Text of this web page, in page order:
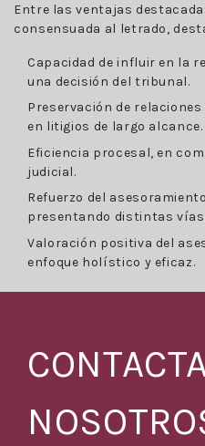
Entre las ventajas
consensuada al letrado,
Capacidad de influir en la
una decisión del tribunal.
Preservación de
en litigios de largo alcance.
Eficiencia procesal, en
judicial.
Refuerzo del
presentando distintas
Valoración positiva del
enfoque holístico y eficaz.